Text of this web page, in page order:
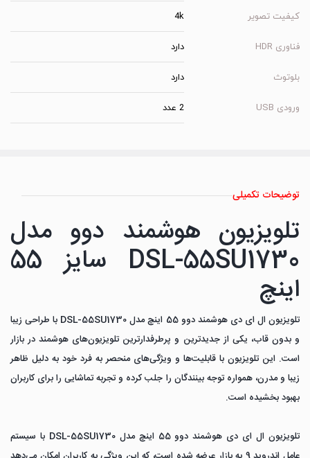
کیفیت تصویر 4k
فناوری HDR دارد
بلوتوث دارد
ورودی USB 2 عدد
توضیحات تکمیلی
تلویزیون هوشمند دوو مدل
DSL-55SU1730 سایز 55
اینچ
تلویزیون ال ای دی هوشمند دوو 55 اینچ مدل DSL-55SU1730 با طراحی زیبا
و بدون قاب، یکی از جدیدترین و پرطرفدارترین تلویزیون‌های هوشمند در بازار
است. این تلویزیون با قابلیت‌ها و ویژگی‌های منحصر به فرد خود به دلیل ظاهر
زیبا و مدرن، همواره توجه بینندگان را جلب کرده و تجربه تماشایی را برای کاربران
بهبود بخشیده است.
تلویزیون ال ای دی هوشمند دوو 55 اینچ مدل DSL-55SU1730 با سیستم